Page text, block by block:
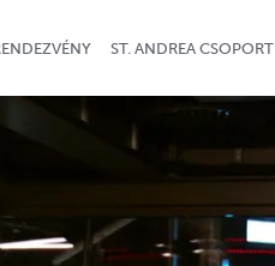
ST. ANDREA CSOPORT